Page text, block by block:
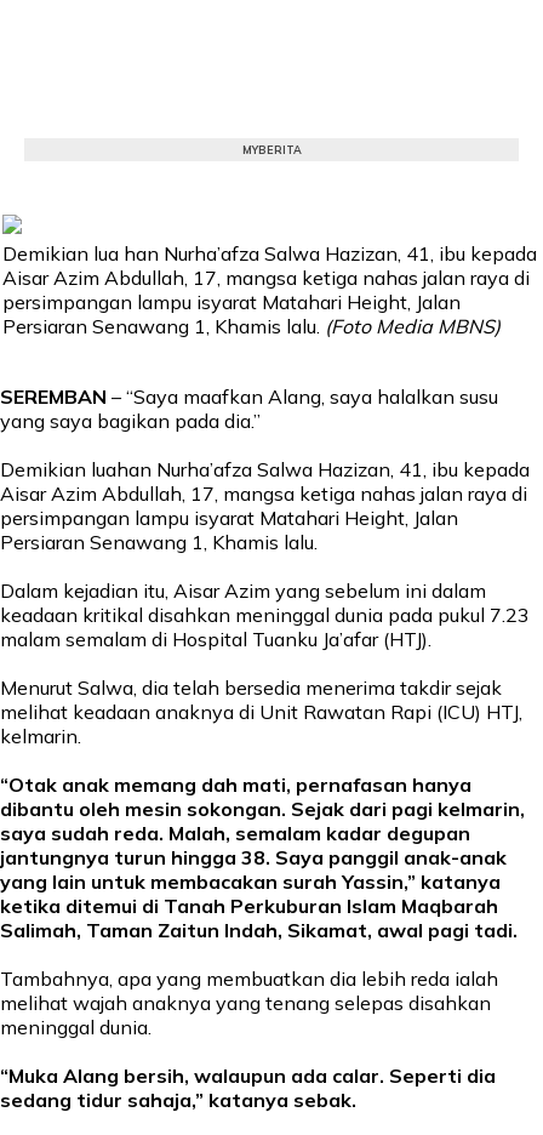
MYBERITA
Demikian lua han Nurha’afza Salwa Hazizan, 41, ibu kepada
Aisar Azim Abdullah, 17, mangsa ketiga nahas jalan raya di
persimpangan lampu isyarat Matahari Height, Jalan
Persiaran Senawang 1, Khamis lalu. (Foto Media MBNS)
SEREMBAN – “Saya maafkan Alang, saya halalkan susu
yang saya bagikan pada dia.”
Demikian luahan Nurha’afza Salwa Hazizan, 41, ibu kepada
Aisar Azim Abdullah, 17, mangsa ketiga nahas jalan raya di
persimpangan lampu isyarat Matahari Height, Jalan
Persiaran Senawang 1, Khamis lalu.
Dalam kejadian itu, Aisar Azim yang sebelum ini dalam
keadaan kritikal disahkan meninggal dunia pada pukul 7.23
malam semalam di Hospital Tuanku Ja’afar (HTJ).
Menurut Salwa, dia telah bersedia menerima takdir sejak
melihat keadaan anaknya di Unit Rawatan Rapi (ICU) HTJ,
kelmarin.
“Otak anak memang dah mati, pernafasan hanya
dibantu oleh mesin sokongan. Sejak dari pagi kelmarin,
saya sudah reda. Malah, semalam kadar degupan
jantungnya turun hingga 38. Saya panggil anak-anak
yang lain untuk membacakan surah Yassin,” katanya
ketika ditemui di Tanah Perkuburan Islam Maqbarah
Salimah, Taman Zaitun Indah, Sikamat, awal pagi tadi.
Tambahnya, apa yang membuatkan dia lebih reda ialah
melihat wajah anaknya yang tenang selepas disahkan
meninggal dunia.
“Muka Alang bersih, walaupun ada calar. Seperti dia
sedang tidur sahaja,” katanya sebak.